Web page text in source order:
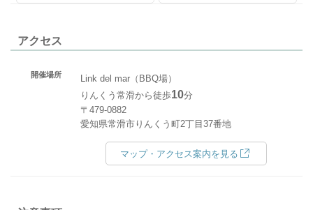
アクセス
開催場所
Link del mar（BBQ場）
りんくう常滑から徒歩10分
〒479-0882
愛知県常滑市りんくう町2丁目37番地
マップ・アクセス案内を見る